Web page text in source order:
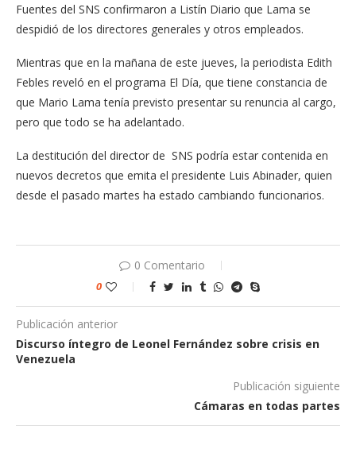
Fuentes del SNS confirmaron a Listín Diario que Lama se
despidió de los directores generales y otros empleados.
Mientras que en la mañana de este jueves, la periodista Edith
Febles reveló en el programa El Día, que tiene constancia de
que Mario Lama tenía previsto presentar su renuncia al cargo,
pero que todo se ha adelantado.
La destitución del director de SNS podría estar contenida en
nuevos decretos que emita el presidente Luis Abinader, quien
desde el pasado martes ha estado cambiando funcionarios.
0 Comentario
0
Publicación anterior
Discurso íntegro de Leonel Fernández sobre crisis en
Venezuela
Publicación siguiente
Cámaras en todas partes